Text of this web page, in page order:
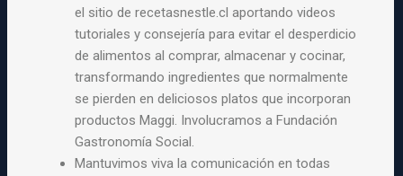
el sitio de recetasnestle.cl aportando videos
tutoriales y consejería para evitar el desperdicio
de alimentos al comprar, almacenar y cocinar,
transformando ingredientes que normalmente
se pierden en deliciosos platos que incorporan
productos Maggi. Involucramos a Fundación
Gastronomía Social.
Mantuvimos viva la comunicación en todas